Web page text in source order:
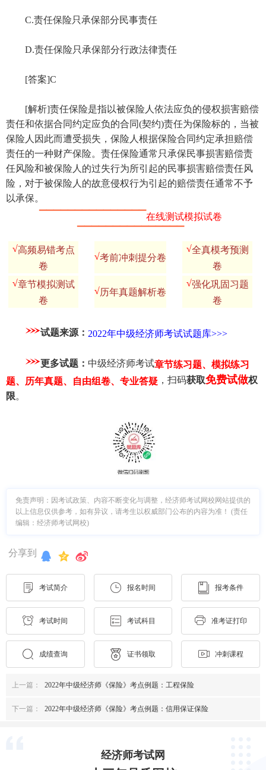
C.责任保险只承保部分民事责任
D.责任保险只承保部分行政法律责任
[答案]C
[解析]责任保险是指以被保险人依法应负的侵权损害赔偿
责任和依据合同约定应负的合同(契约)责任为保险标的，当被
保险人因此而遭受损失，保险人根据保险合同约定承担赔偿
责任的一种财产保险。责任保险通常只承保民事损害赔偿责
任风险和被保险人的过失行为所引起的民事损害赔偿责任风
险，对于被保险人的故意侵权行为引起的赔偿责任通常不予
以承保。
在线测试模拟试卷
√高频易错考点
卷
√考前冲刺提分卷
√全真模考预测
卷
√章节模拟测试
卷
√历年真题解析卷
√强化巩固习题
卷
试题来源： 2022年中级经济师考试试题库>>>
更多试题： 中级经济师考试章节练习题、模拟练习
题、历年真题、自由组卷、专业答疑 ，扫码获取免费试做权
限。
免责声明：因考试政策、内容不断变化与调整，经济师考试网校网站提供的
以上信息仅供参考，如有异议，请考生以权威部门公布的内容为准！ (责任
编辑：经济师考试网校)
分享到
考试简介 报名时间 报考条件
考试时间 考试科目 准考证打印
成绩查询 证书领取 冲刺课程
上一篇： 2022年中级经济师《保险》考点例题：工程保险
下一篇： 2022年中级经济师《保险》考点例题：信用保证保险
经济师考试网